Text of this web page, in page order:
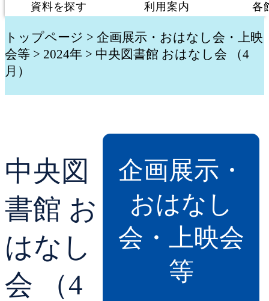
資料を探す
蔵書検索・予約
貸出ランキング
予約ランキング
利用案内
図書館利用案内
学校図書館支援サー
ブックスタート体験
レファレンスサービ
好きなおはなしの
各
トップページ > 企画展示・おはなし会・上映
会等 > 2024年 > 中央図書館 おはなし会 （4
月）
中央図
書館 お
はなし
会 （4
企画展示・
おはなし
会・上映会
等